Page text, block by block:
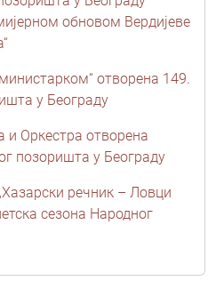
обновом Вердијеве
отворена 149.
у Београду
и Оркестра отворена
позоришта у Београду
речник – Ловци
сезона Народног